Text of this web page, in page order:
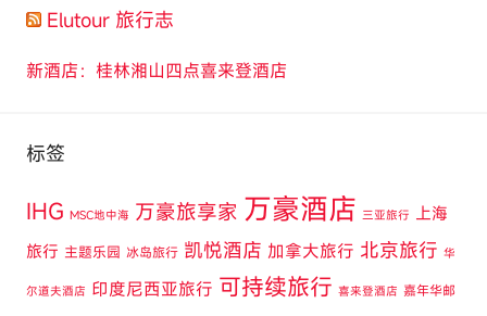
Elutour 旅行志
新酒店：桂林湘山四点喜来登酒店
标签
IHG MSC地中海 万豪旅享家 万豪酒店 三亚旅行
上海
旅行 主题乐园 冰岛旅行 凯悦酒店 加拿大旅行 北京旅行 华
尔道夫酒店 印度尼西亚旅行 可持续旅行 喜来登酒店 嘉年华邮